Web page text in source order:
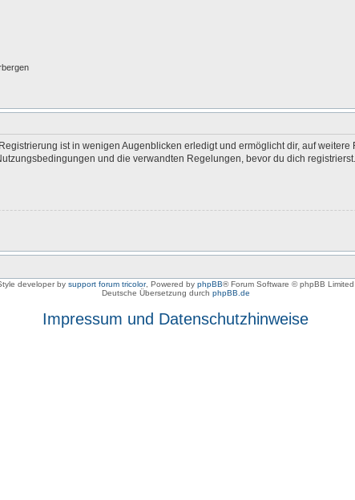
ist in wenigen Augenblicken erledigt und ermöglicht dir, auf
und die verwandten Regelungen, bevor du dich
developer by support forum tricolor, Powered by phpBB® Forum Software © phpBB Limited
Deutsche Übersetzung durch phpBB.de
Impressum und Datenschutzhinweise